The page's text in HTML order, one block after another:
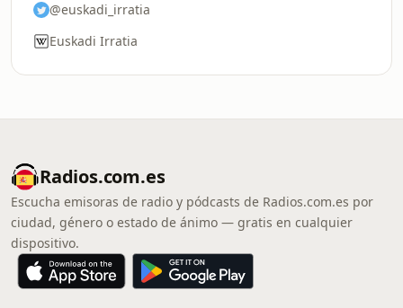
@euskadi_irratia
Euskadi Irratia
Radios.com.es
Escucha emisoras de radio y pódcasts de Radios.com.es por
ciudad, género o estado de ánimo — gratis en cualquier
dispositivo.